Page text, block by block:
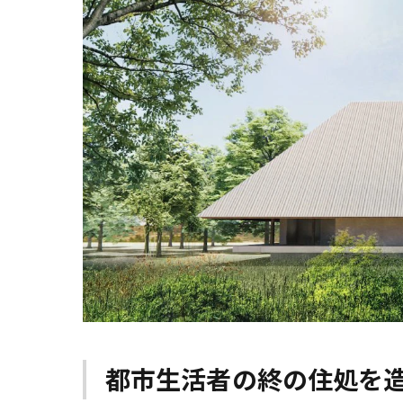
都市生活者の終の住処を